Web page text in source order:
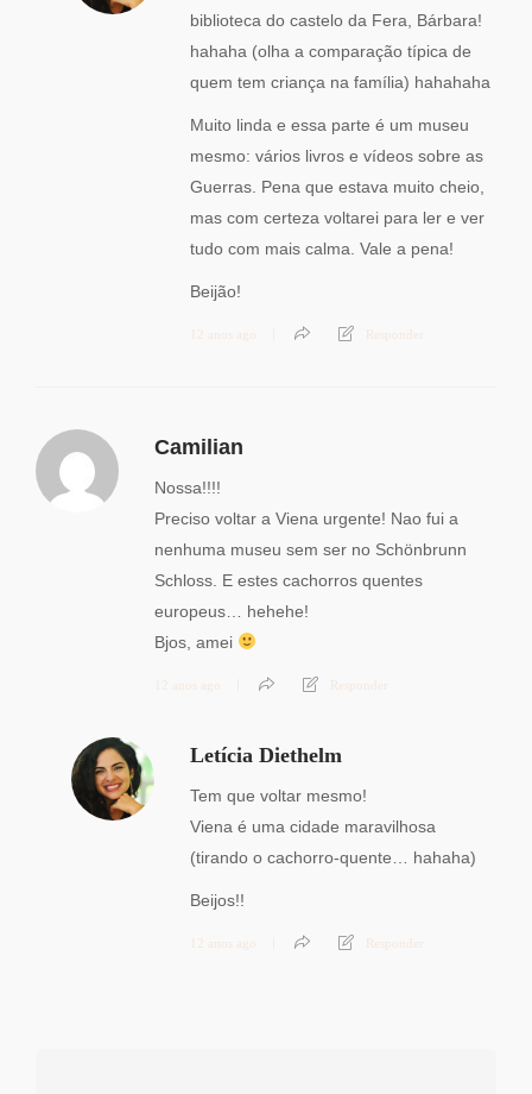
biblioteca do castelo da Fera, Bárbara!
hahaha (olha a comparação típica de
quem tem criança na família) hahahaha
Muito linda e essa parte é um museu
mesmo: vários livros e vídeos sobre as
Guerras. Pena que estava muito cheio,
mas com certeza voltarei para ler e ver
tudo com mais calma. Vale a pena!
Beijão!
12 anos ago Responder
Camilian
Nossa!!!!
Preciso voltar a Viena urgente! Nao fui a
nenhuma museu sem ser no Schönbrunn
Schloss. E estes cachorros quentes
europeus… hehehe!
Bjos, amei
12 anos ago Responder
Letícia Diethelm
Tem que voltar mesmo!
Viena é uma cidade maravilhosa
(tirando o cachorro-quente… hahaha)
Beijos!!
12 anos ago Responder